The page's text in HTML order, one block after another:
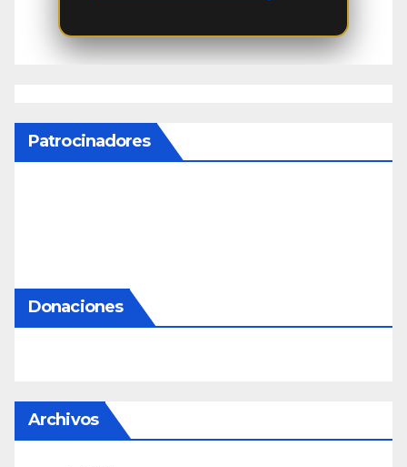
Patrocinadores
Donaciones
Archivos